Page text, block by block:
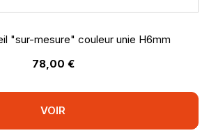
"sur-mesure" couleur unie H6mm
78,00 €
VOIR